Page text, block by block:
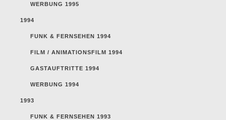
WERBUNG 1995
1994
FUNK & FERNSEHEN 1994
FILM / ANIMATIONSFILM 1994
GASTAUFTRITTE 1994
WERBUNG 1994
1993
FUNK & FERNSEHEN 1993